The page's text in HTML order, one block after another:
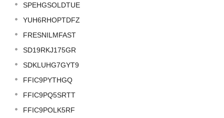
SPEHGSOLDTUE
YUH6RHOPTDFZ
FRESNILMFAST
SD19RKJ175GR
SDKLUHG7GYT9
FFIC9PYTHGQ
FFIC9PQ5SRTT
FFIC9POLK5RF